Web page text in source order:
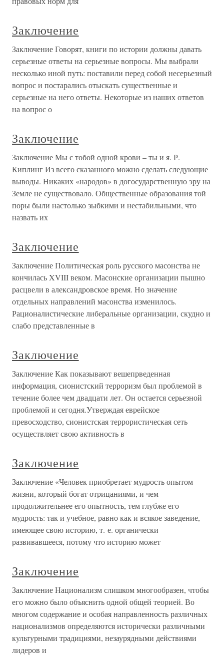
Заключение
Заключение Говорят, книги по истории должны давать
серьезные ответы на серьезные вопросы. Мы выбрали
несколько иной путь: поставили перед собой несерьезный
вопрос и постарались отыскать существенные и
серьезные на него ответы. Некоторые из наших ответов
на вопрос о
Заключение
Заключение Мы с тобой одной крови – ты и я. Р.
Киплинг Из всего сказанного можно сделать следующие
выводы. Никаких «народов» в догосударственную эру на
Земле не существовало. Общественные образования той
поры были настолько зыбкими и нестабильными, что
назвать их
Заключение
Заключение Политическая роль русского масонства не
кончилась XVIII веком. Масонские организации пышно
расцвели в александровское время. Но значение
отдельных направлений масонства изменилось.
Рационалистические либеральные организации, скудно и
слабо представленные в
Заключение
Заключение Как показывают вешепрведенная
информация, сионистский терроризм был проблемой в
течение более чем двадцати лет. Он остается серьезной
проблемой и сегодня.Утверждая еврейское
превосходство, сионистская террористическая сеть
осуществляет свою активность в
Заключение
Заключение «Человек приобретает мудрость опытом
жизни, который богат отрицаниями, и чем
продолжительнее его опытность, тем глубже его
мудрость: так и учебное, равно как и всякое заведение,
имеющее свою историю, т. е. органически
развивавшееся, потому что историю может
Заключение
Заключение Национализм слишком многообразен, чтобы
его можно было объяснить одной общей теорией. Во
многом содержание и особая направленность различных
национализмов определяются исторически различными
культурными традициями, незаурядными действиями
лидеров и